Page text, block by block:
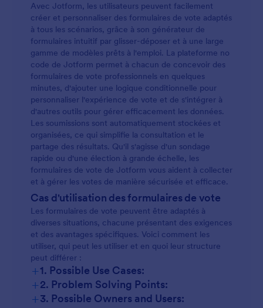
Avec Jotform, les utilisateurs peuvent facilement
créer et personnaliser des formulaires de vote adaptés
à tous les scénarios, grâce à son générateur de
formulaires intuitif par glisser-déposer et à une large
gamme de modèles prêts à l'emploi. La plateforme no
code de Jotform permet à chacun de concevoir des
formulaires de vote professionnels en quelques
minutes, d'ajouter une logique conditionnelle pour
personnaliser l'expérience de vote et de s'intégrer à
d'autres outils pour gérer efficacement les données.
Les soumissions sont automatiquement stockées et
organisées, ce qui simplifie la consultation et le
partage des résultats. Qu'il s'agisse d'un sondage
rapide ou d'une élection à grande échelle, les
formulaires de vote de Jotform vous aident à collecter
et à gérer les votes de manière sécurisée et efficace.
Cas d'utilisation des formulaires de vote
Les formulaires de vote peuvent être adaptés à
diverses situations, chacune présentant des exigences
et des avantages spécifiques. Voici comment les
utiliser, qui peut les utiliser et en quoi leur structure
peut différer :
+1. Possible Use Cases:
+2. Problem Solving Points:
+3. Possible Owners and Users: